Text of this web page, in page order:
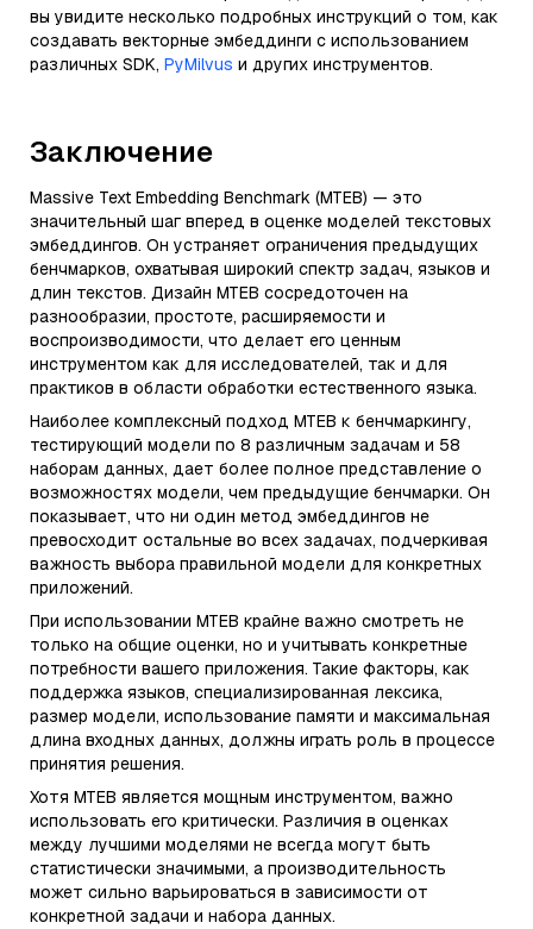
вы увидите несколько подробных инструкций о том, как
создавать векторные эмбеддинги с использованием
различных SDK, PyMilvus и других инструментов.
Заключение
Massive Text Embedding Benchmark (MTEB) — это
значительный шаг вперед в оценке моделей текстовых
эмбеддингов. Он устраняет ограничения предыдущих
бенчмарков, охватывая широкий спектр задач, языков и
длин текстов. Дизайн MTEB сосредоточен на
разнообразии, простоте, расширяемости и
воспроизводимости, что делает его ценным
инструментом как для исследователей, так и для
практиков в области обработки естественного языка.
Наиболее комплексный подход MTEB к бенчмаркингу,
тестирующий модели по 8 различным задачам и 58
наборам данных, дает более полное представление о
возможностях модели, чем предыдущие бенчмарки. Он
показывает, что ни один метод эмбеддингов не
превосходит остальные во всех задачах, подчеркивая
важность выбора правильной модели для конкретных
приложений.
При использовании MTEB крайне важно смотреть не
только на общие оценки, но и учитывать конкретные
потребности вашего приложения. Такие факторы, как
поддержка языков, специализированная лексика,
размер модели, использование памяти и максимальная
длина входных данных, должны играть роль в процессе
принятия решения.
Хотя MTEB является мощным инструментом, важно
использовать его критически. Различия в оценках
между лучшими моделями не всегда могут быть
статистически значимыми, а производительность
может сильно варьироваться в зависимости от
конкретной задачи и набора данных.